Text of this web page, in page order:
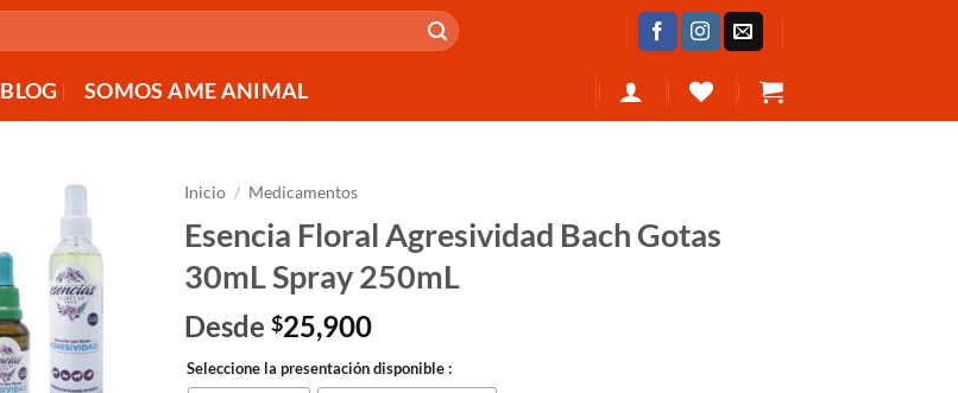
BLOG SOMOS AME ANIMAL
AÑADIR
A LA
LISTA
DESEOS
Inicio / Medicamentos
Esencia Floral Agresividad Bach Gotas
30mL Spray 250mL
Desde $25,900
Seleccione la presentación disponible :